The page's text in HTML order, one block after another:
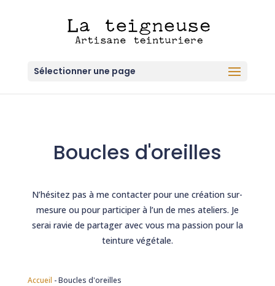
Sélectionner une page
Boucles d'oreilles
N’hésitez pas à me contacter pour une création sur-
mesure ou pour participer à l’un de mes ateliers. Je
serai ravie de partager avec vous ma passion pour la
teinture végétale.
Accueil -Boucles d'oreilles